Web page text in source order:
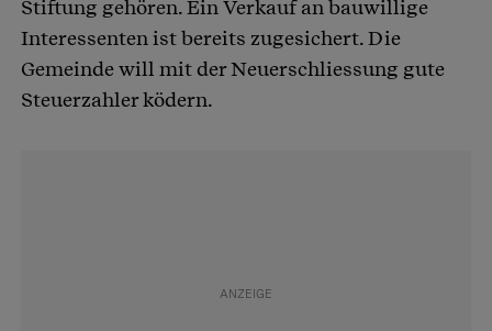
Stiftung gehören. Ein Verkauf an bauwillige
Interessenten ist bereits zugesichert. Die
Gemeinde will mit der Neuerschliessung gute
Steuerzahler ködern.